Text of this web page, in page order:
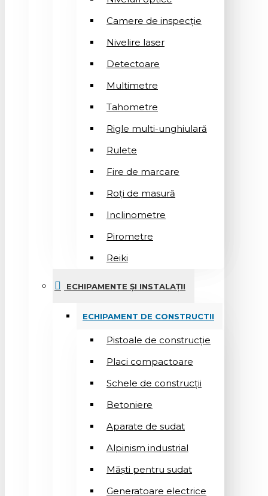
Camere de inspecție
Nivelire laser
Detectoare
Multimetre
Tahometre
Rigle multi-unghiulară
Rulete
Fire de marcare
Roți de masură
Inclinometre
Pirometre
Reiki
ECHIPAMENTE ȘI INSTALAȚII
ECHIPAMENT DE CONSTRUCTII
Pistoale de construcție
Placi compactoare
Schele de construcții
Betoniere
Aparate de sudat
Alpinism industrial
Măști pentru sudat
Generatoare electrice